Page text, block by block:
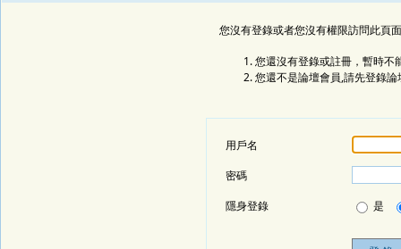
您沒有登錄或者您沒有權限訪問此頁
您還沒有登錄或註冊，暫時不
您還不是論壇會員,請先登錄論
用戶名
密碼
隱身登錄
是